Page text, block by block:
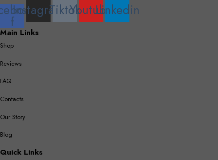
f
InstagramTiktokYoutubeLinkedin
Main Links
Shop
Reviews
FAQ
Contacts
Our Story
Blog
Quick Links